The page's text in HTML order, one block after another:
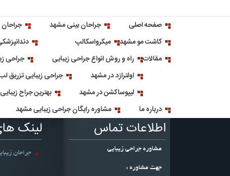
صفحه اصلی جراحان بینی مشهد
کاشت مو مشهد
میکرواسکالپ
مقالات
راه و روش انواع جراحی زیبایی جراحی
اولترازد در مشهد
جراحی زیبایی تزریق
لیپوساکشن در مشهد
بهترین جراح
درباره ما
مشاوره رایگان جراحی زیبایی مشهد
اطلاعات تماس
مشاوره جراحی زیبایی
جهت مشاوره :
لینک
جراحان